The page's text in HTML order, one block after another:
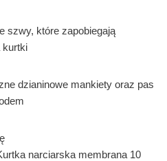
szwy, które zapobiegają
kurtki
dzianinowe mankiety oraz pas
narciarska membrana 10